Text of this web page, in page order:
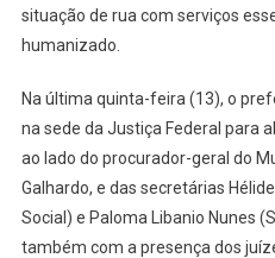
situação de rua com serviços
humanizado.
Na última quinta-feira (13), o
na sede da Justiça Federal para
ao lado do procurador-geral do
Galhardo, e das secretárias
Social) e Paloma Libanio Nunes
também com a presença dos